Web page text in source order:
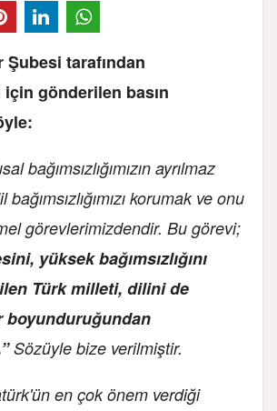
tarafından
için gönderilen basın
bağımsızlığımızın ayrılmaz
korumak ve onu
görevlerimizdendir. Bu görevi;
yüksek bağımsızlığını
Türk milleti, dilini de
boyunduruğundan
Sözüyle bize verilmiştir.
en çok önem verdiği